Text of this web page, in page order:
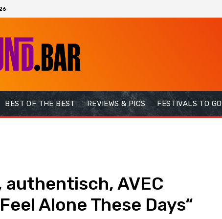
BEST OF THE BEST REVIEWS & PICS FESTIVALS TO GO
AVEC
Alone These Days“